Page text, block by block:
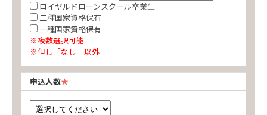
ロイヤルドローンスクール卒業生
二種国家資格保有
一種国家資格保有
※複数選択可能
※但し「なし」以外
申込人数